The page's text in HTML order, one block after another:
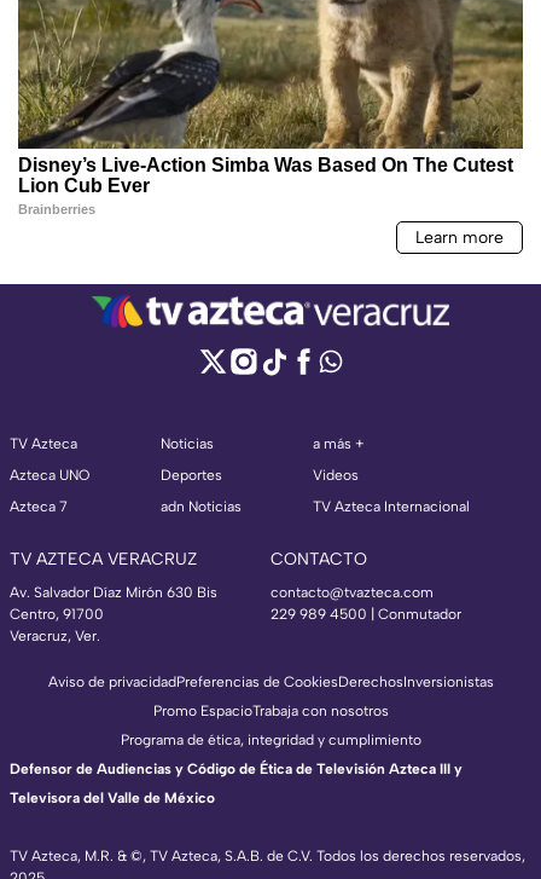
TV Azteca
Azteca UNO
Azteca 7
Noticias
Deportes
adn Noticias
a más +
Videos
TV Azteca Internacional
TV AZTECA VERACRUZ
Av. Salvador Díaz Mirón 630 Bis
Centro, 91700
Veracruz, Ver.
CONTACTO
contacto@tvazteca.com
229 989 4500 | Conmutador
TV Azteca, M.R. & ©, TV Azteca, S.A.B. de C.V. Todos los derechos reservados,
Aviso de privacidadPreferencias de CookiesDerechosInversionistas
Promo EspacioTrabaja con nosotros
Programa de ética, integridad y cumplimiento
Defensor de Audiencias y Código de Ética de Televisión Azteca III y
Televisora del Valle de México